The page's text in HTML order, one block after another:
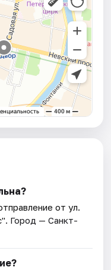
от ул.
. Город — Санкт-